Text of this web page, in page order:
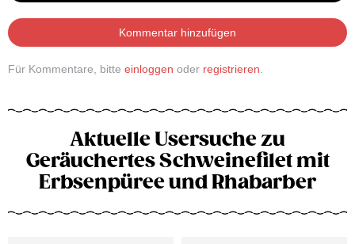
Kommentar hinzufügen
Für Kommentare, bitte einloggen oder registrieren
Aktuelle Usersuche zu
Geräuchertes Schweinefilet mit
Erbsenpüree und Rhabarber